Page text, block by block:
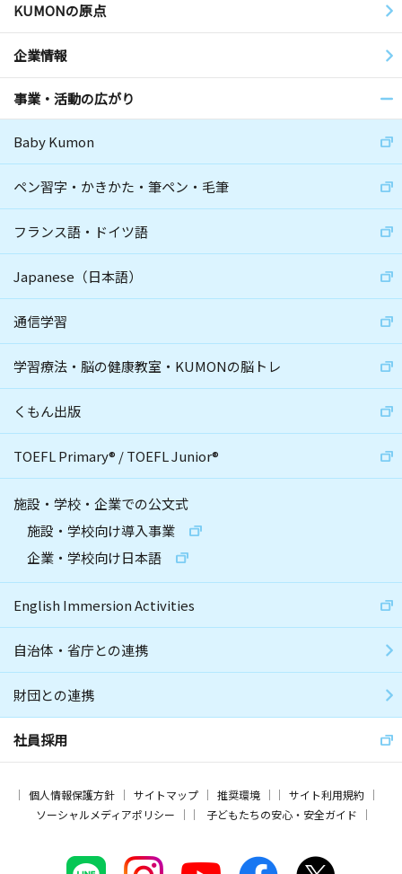
KUMONの原点
企業情報
事業・活動の広がり
Baby Kumon
ペン習字・かきかた・筆ペン・毛筆
フランス語・ドイツ語
Japanese（日本語）
通信学習
学習療法・脳の健康教室・KUMONの脳トレ
くもん出版
TOEFL Primary® /TOEFL Junior®
施設・学校・企業での公文式
施設・学校向け導入事業
企業・学校向け日本語
English Immersion Activities
自治体・省庁との連携
財団との連携
社員採用
個人情報保護方針 サイトマップ 推奨環境
サイト利用規約
ソーシャルメディアポリシー
子どもたちの安心・安全ガイド